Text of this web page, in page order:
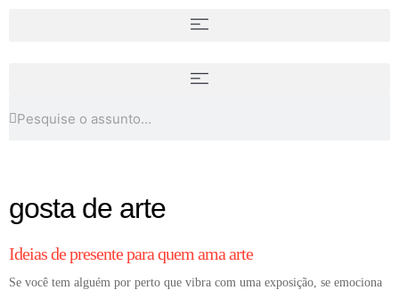
5 obras de Damien Hirst que
chocaram o mundo
Intuição e Intelecto na Arte,
citações de Rudolf Arnheim
gosta de arte
DICAS
Ideias de presente para quem ama arte
Se você tem alguém por perto que vibra com uma exposição, se emociona